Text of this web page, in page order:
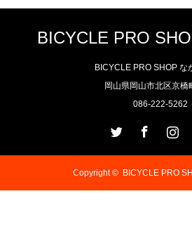
BICYCLE PRO
BICYCLE PRO SHOP な
岡山県岡山市北区京橋
086-222-5262
Copyright © BICYCLE PRO